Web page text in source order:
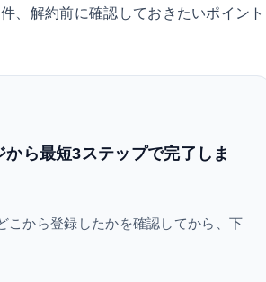
、解約前に確認しておきたいポイント
ら最短3ステップで完了しま
こから登録したかを確認してから、下